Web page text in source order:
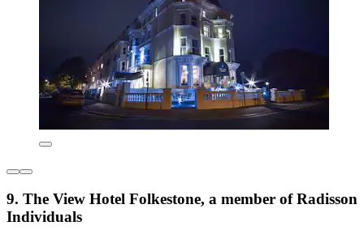
9. The View Hotel Folkestone, a member of Radisson
Individuals